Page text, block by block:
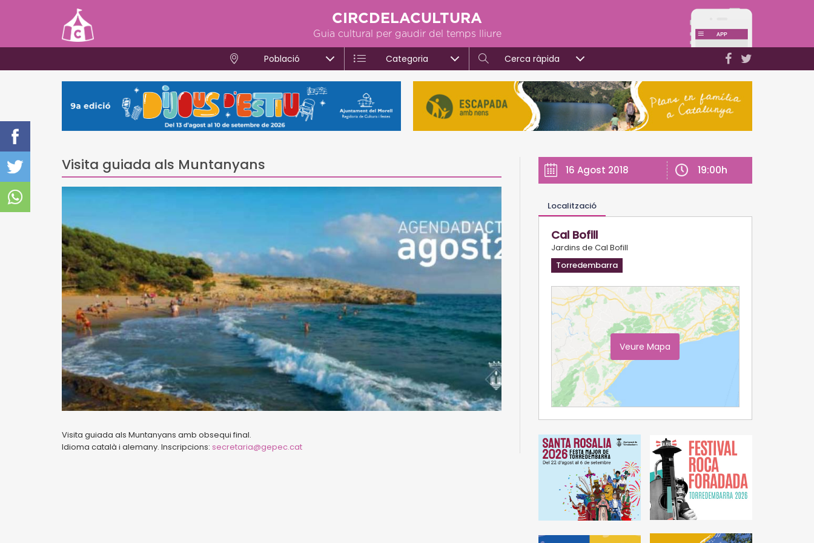
CIRCDELACULTURA
Guia cultural per gaudir del temps lliure
Població Categoria Cerca ràpida
Visita guiada als Muntanyans
Visita guiada als Muntanyans amb obsequi final.
Idioma català i alemany. Inscripcions: secretaria@gepec.cat
16 Agost 2018 19:00h
Localització
Cal Bofill
Jardins de Cal Bofill
Torredembarra
Veure Mapa